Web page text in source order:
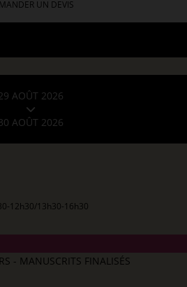
UN DEVIS
AOÛT 2026
AOÛT 2026
12h30/13h30-16h30
- MANUSCRITS FINALISÉS